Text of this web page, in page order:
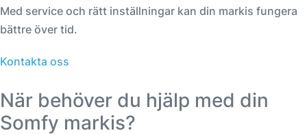
Med service och rätt inställningar kan din markis fungera
bättre över tid.
Kontakta oss
När behöver du hjälp med din
Somfy markis?